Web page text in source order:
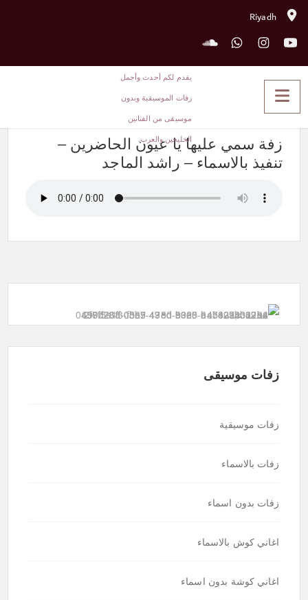
Riyadh
زفة سمي عليها يا عيون الحاضرين
زفة سمي عليها يا عيون الحاضرين –
تنفيذ بالاسماء – راشد الماجد
زفات موسيقى
زفات موسيقية
زفات بالاسماء
زفات بدون اسماء
اغاني كوش بالاسماء
اغاني كوشة بدون اسماء